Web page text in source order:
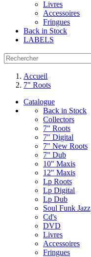
Livres
Accessoires
Fringues
Back in Stock
LABELS
Accueil
7" Roots
Catalogue
Back in Stock
Collectors
7" Roots
7" Digital
7" New Roots
7" Dub
10" Maxis
12" Maxis
Lp Roots
Lp Digital
Lp Dub
Soul Funk Jazz
Cd's
DVD
Livres
Accessoires
Fringues